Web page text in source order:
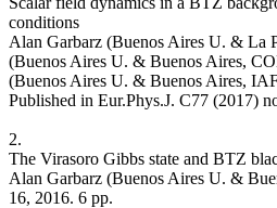
conditions
Alan Garbarz (Buenos Aires U. & La
(Buenos Aires U. & Buenos Aires,
(Buenos Aires U. & Buenos Aires,
Published in Eur.Phys.J. C77 (2017)
2.
The Virasoro Gibbs state and BTZ
Alan Garbarz (Buenos Aires U. &
16, 2016. 6 pp.